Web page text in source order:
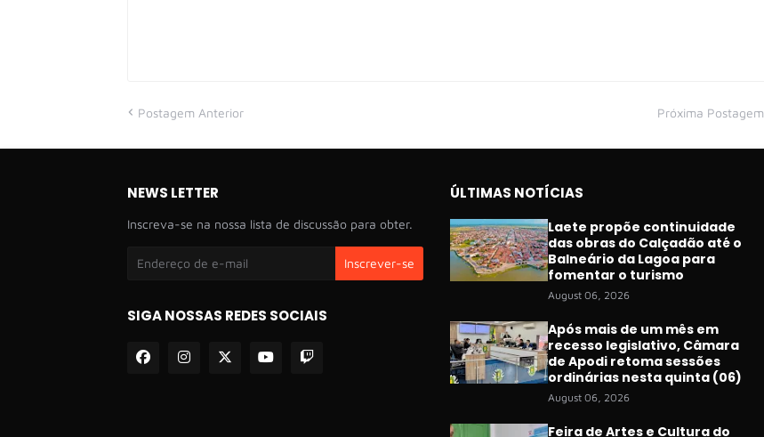
Postagem Anterior Próxima Postagem
NEWS LETTER
Inscreva-se na nossa lista de discussão para obter.
SIGA NOSSAS REDES SOCIAIS
ÚLTIMAS NOTÍCIAS
Laete propõe continuidade
das obras do Calçadão até o
Balneário da Lagoa para
fomentar o turismo
August 06, 2026
Após mais de um mês em
recesso legislativo, Câmara
de Apodi retoma sessões
ordinárias nesta quinta (06)
August 06, 2026
Feira de Artes e Cultura do